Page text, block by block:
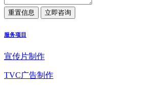
服务项目
宣传片制作
TVC广告制作